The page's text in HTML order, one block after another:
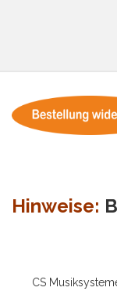
Hinweise:
CS